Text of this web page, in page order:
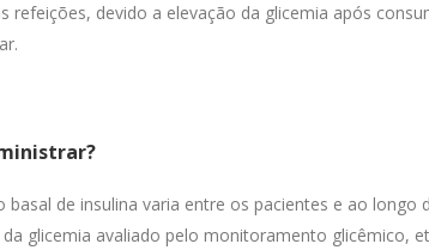
refeições, devido a elevação da glicemia após
basal de insulina varia entre os pacientes e ao
glicemia avaliado pelo monitoramento glicêmico,